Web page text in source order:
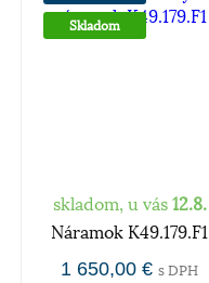
Skladom
skladom, u vás 12.8.
Náramok K49.179.F1
1 650,00 € s DPH